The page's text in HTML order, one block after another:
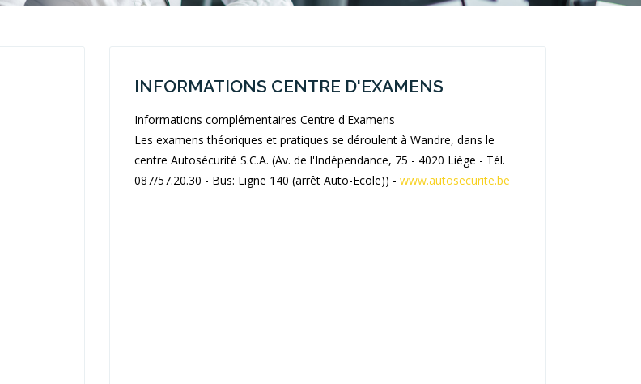
INFORMATIONS CENTRE D'EXAMENS
Informations complémentaires Centre d'Examens
Les examens théoriques et pratiques se déroulent à Wandre, dans le
centre Autosécurité S.C.A. (Av. de l'Indépendance, 75 - 4020 Liège - Tél.
087/57.20.30 - Bus: Ligne 140 (arrêt Auto-Ecole)) - www.autosecurite.be